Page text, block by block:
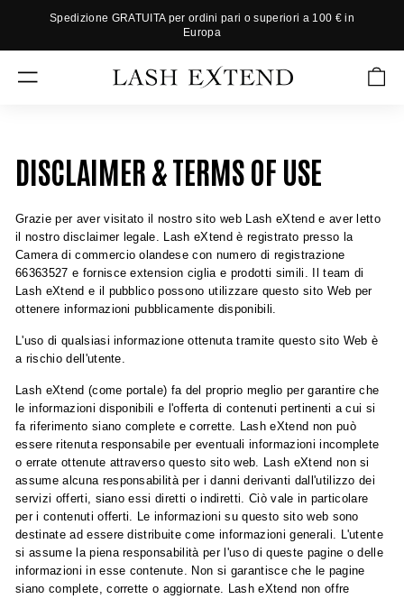
direttamente
M
e
t
t
p
a
s
a
p
r
e
s
n
z
i
o
n
e
Spedizione GRATUITA per ordini pari o superiori a 100 € in
Europa
NAVIGAZIONE DEL SITO
L
E
X
T
E
N
D
DISCLAIMER & TERMS OF USE
Grazie per aver visitato il nostro sito web Lash eXtend e aver letto
il nostro disclaimer legale. Lash eXtend è registrato presso la
Camera di commercio olandese con numero di registrazione
66363527 e fornisce extension ciglia e prodotti simili. Il team di
Lash eXtend e il pubblico possono utilizzare questo sito Web per
ottenere informazioni pubblicamente disponibili.
L'uso di qualsiasi informazione ottenuta tramite questo sito Web è
a rischio dell'utente.
Lash eXtend (come portale) fa del proprio meglio per garantire che
le informazioni disponibili e l'offerta di contenuti pertinenti a cui si
fa riferimento siano complete e corrette. Lash eXtend non può
essere ritenuta responsabile per eventuali informazioni incomplete
o errate ottenute attraverso questo sito web. Lash eXtend non si
assume alcuna responsabilità per i danni derivanti dall'utilizzo dei
servizi offerti, siano essi diretti o indiretti. Ciò vale in particolare
per i contenuti offerti. Le informazioni su questo sito web sono
destinate ad essere distribuite come informazioni generali. L'utente
si assume la piena responsabilità per l'uso di queste pagine o delle
informazioni in esse contenute. Non si garantisce che le pagine
siano complete, corrette o aggiornate. Lash eXtend non offre